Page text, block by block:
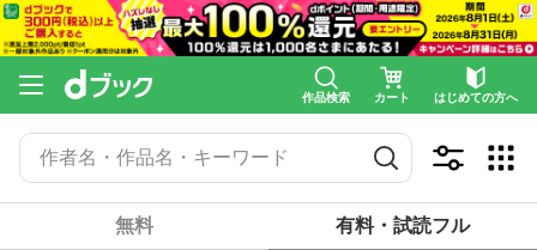
作品検索 カート はじめての方へ
無料 有料・試読フル